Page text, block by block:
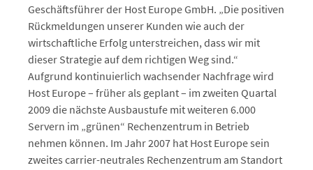
Geschäftsführer der Host Europe GmbH. „Die positiven
Rückmeldungen unserer Kunden wie auch der
wirtschaftliche Erfolg unterstreichen, dass wir mit
dieser Strategie auf dem richtigen Weg sind.“
Aufgrund kontinuierlich wachsender Nachfrage wird
Host Europe – früher als geplant – im zweiten Quartal
2009 die nächste Ausbaustufe mit weiteren 6.000
Servern im „grünen“ Rechenzentrum in Betrieb
nehmen können. Im Jahr 2007 hat Host Europe sein
zweites carrier-neutrales Rechenzentrum am Standort